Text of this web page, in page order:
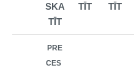
SKA
TĪT
TĪT
TĪT
PRE
CES